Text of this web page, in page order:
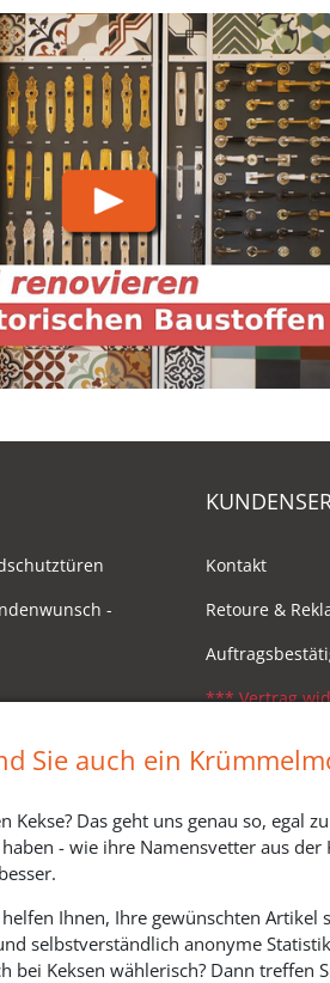
-
im
Kontakt
Retoure &
*** Vertrag
SOZIALE
Sie auch ein
Kekse? Das geht uns genau so, egal
haben - wie ihre Namensvetter aus
helfen Ihnen, Ihre gewünschten
selbstverständlich anonyme
bei Keksen wählerisch? Dann treffen